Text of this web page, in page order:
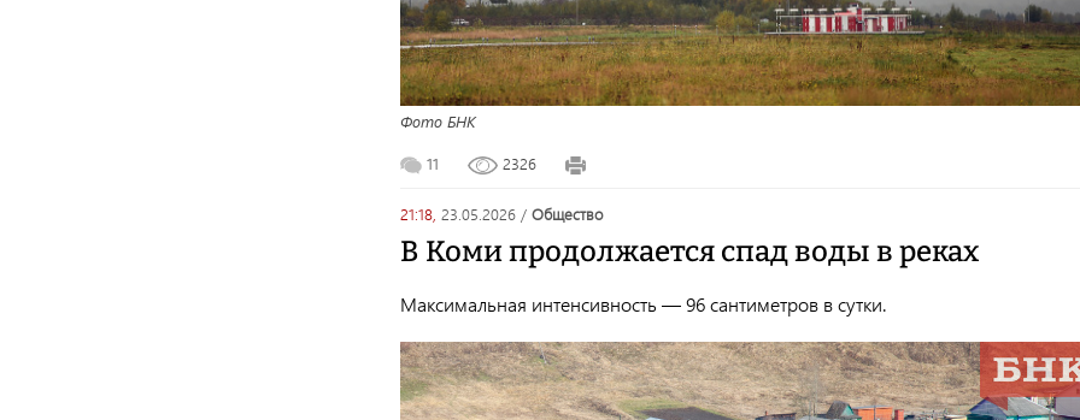
Фото БНК
11 2326
21:18, 23.05.2026 / общество
В Коми продолжается спад воды в реках
Максимальная интенсивность — 96 сантиметров в сутки.